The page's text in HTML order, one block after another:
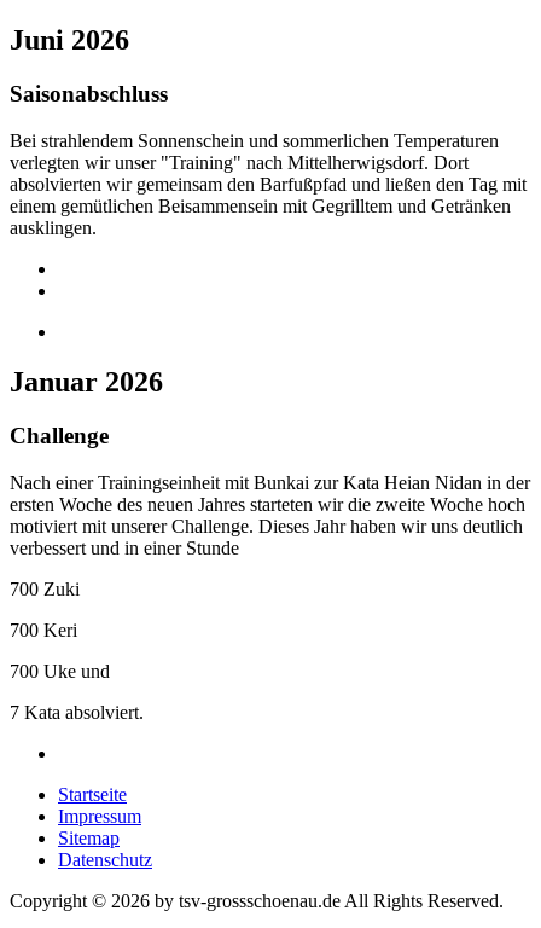
Juni 2026
Saisonabschluss
Bei strahlendem Sonnenschein und sommerlichen Temperaturen
verlegten wir unser "Training" nach Mittelherwigsdorf. Dort
absolvierten wir gemeinsam den Barfußpfad und ließen den Tag mit
einem gemütlichen Beisammensein mit Gegrilltem und Getränken
ausklingen.
Januar 2026
Challenge
Nach einer Trainingseinheit mit Bunkai zur Kata Heian Nidan in der
ersten Woche des neuen Jahres starteten wir die zweite Woche hoch
motiviert mit unserer Challenge. Dieses Jahr haben wir uns deutlich
verbessert und in einer Stunde
700 Zuki
700 Keri
700 Uke und
7 Kata absolviert.
Startseite
Impressum
Sitemap
Datenschutz
Copyright © 2026 by tsv-grossschoenau.de All Rights Reserved.